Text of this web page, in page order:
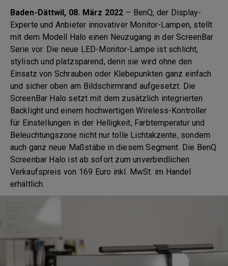
Baden-Dättwil, 08. März 2022 – BenQ, der Display-
Experte und Anbieter innovativer Monitor-Lampen, stellt
mit dem Modell Halo einen Neuzugang in der ScreenBar
Serie vor. Die neue LED-Monitor-Lampe ist schlicht,
stylisch und platzsparend, denn sie wird ohne den
Einsatz von Schrauben oder Klebepunkten ganz einfach
und sicher oben am Bildschirmrand aufgesetzt. Die
ScreenBar Halo setzt mit dem zusätzlich integrierten
Backlight und einem hochwertigen Wireless-Kontroller
für Einstellungen in der Helligkeit, Farbtemperatur und
Beleuchtungszone nicht nur tolle Lichtakzente, sondern
auch ganz neue Maßstäbe in diesem Segment. Die BenQ
Screenbar Halo ist ab sofort zum unverbindlichen
Verkaufspreis von 169 Euro inkl. MwSt. im Handel
erhältlich.